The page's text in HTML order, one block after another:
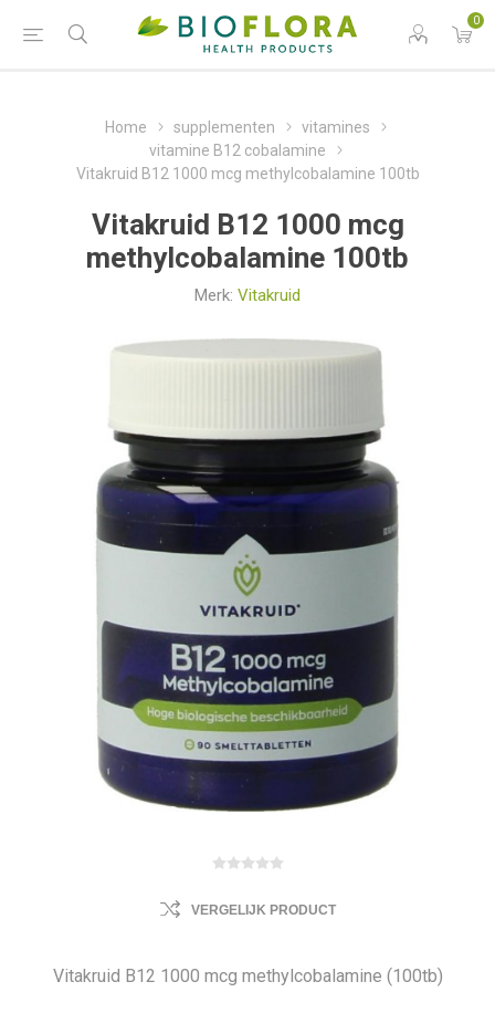
0
Home supplementen
vitamines
vitamine B12 cobalamine
Vitakruid B12 1000 mcg methylcobalamine 100tb
Vitakruid B12 1000 mcg
methylcobalamine 100tb
Merk: Vitakruid
VERGELIJK PRODUCT
Vitakruid B12 1000 mcg methylcobalamine (100tb)